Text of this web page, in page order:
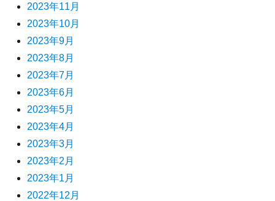
2023年11月
2023年10月
2023年9月
2023年8月
2023年7月
2023年6月
2023年5月
2023年4月
2023年3月
2023年2月
2023年1月
2022年12月